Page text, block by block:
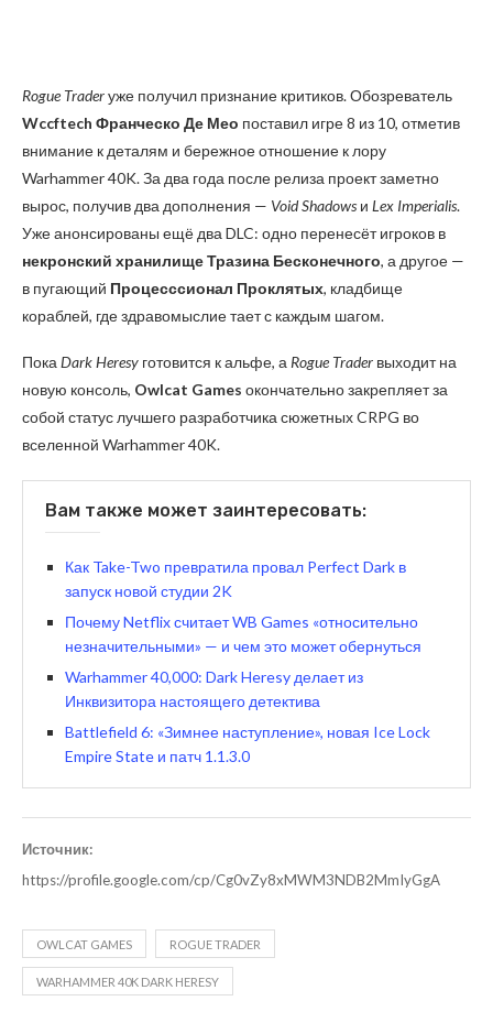
Rogue Traderуже получил признание критиков. Обозреватель
Wccftech Франческо Де Мео поставил игре 8 из 10, отметив
внимание к деталям и бережное отношение к лору
Warhammer 40K. За два года после релиза проект заметно
вырос, получив два дополнения — Void Shadows и Lex Imperialis.
Уже анонсированы ещё два DLC: одно перенесёт игроков в
некронский хранилище Тразина Бесконечного, а другое —
в пугающий Процесссионал Проклятых, кладбище
кораблей, где здравомыслие тает с каждым шагом.
Пока Dark Heresy готовится к альфе, а Rogue Trader выходит на
новую консоль, Owlcat Games окончательно закрепляет за
собой статус лучшего разработчика сюжетных CRPG во
вселенной Warhammer 40K.
Вам также может заинтересовать:
Как Take-Two превратила провал Perfect Dark в
запуск новой студии 2K
Почему Netflix считает WB Games «относительно
незначительными» — и чем это может обернуться
Warhammer 40,000: Dark Heresy делает из
Инквизитора настоящего детектива
Battlefield 6: «Зимнее наступление», новая Ice Lock
Empire State и патч 1.1.3.0
Источник:
https://profile.google.com/cp/Cg0vZy8xMWM3NDB2MmIyGgA
OWLCAT GAMES ROGUE TRADER
WARHAMMER 40K DARK HERESY